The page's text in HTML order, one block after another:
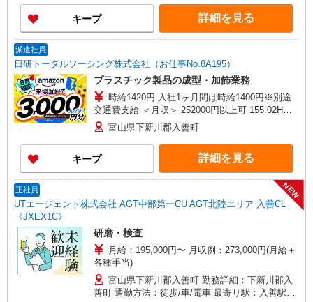
（転勤なし）
キープ 詳細を見る
派遣社員
日研トータルソーシング株式会社（お仕事No.8A195）
プラスチック製品の成型・加飾業務
時給1420円 入社1ヶ月間は時給1400円※別途
交通費支給 ＜月収＞ 252000円以上可 155.02H＋
残業1775円×10H＋深夜355円×41.53H
富山県下新川郡入善町
キープ 詳細を見る
正社員
UTエージェント株式会社 AGT中部第一CU AGT北陸エリア 入善CL
《JXEX1C》
NEW
研磨・検査
月給：195,000円〜 月収例：273,000円(月給＋
各種手当)
富山県下新川郡入善町 勤務詳細：下新川郡入
善町 通勤方法：徒歩/車/電車 最寄り駅：入善駅か